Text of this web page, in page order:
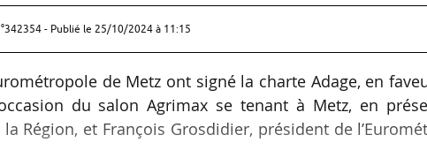
- Publié le 25/10/2024 à 11:15
de Metz ont signé la charte Adage, en
du salon Agrimax se tenant à Metz, en
Région, et François Grosdidier, président de